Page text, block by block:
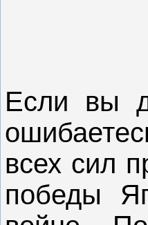
Если вы
всех сил
победы